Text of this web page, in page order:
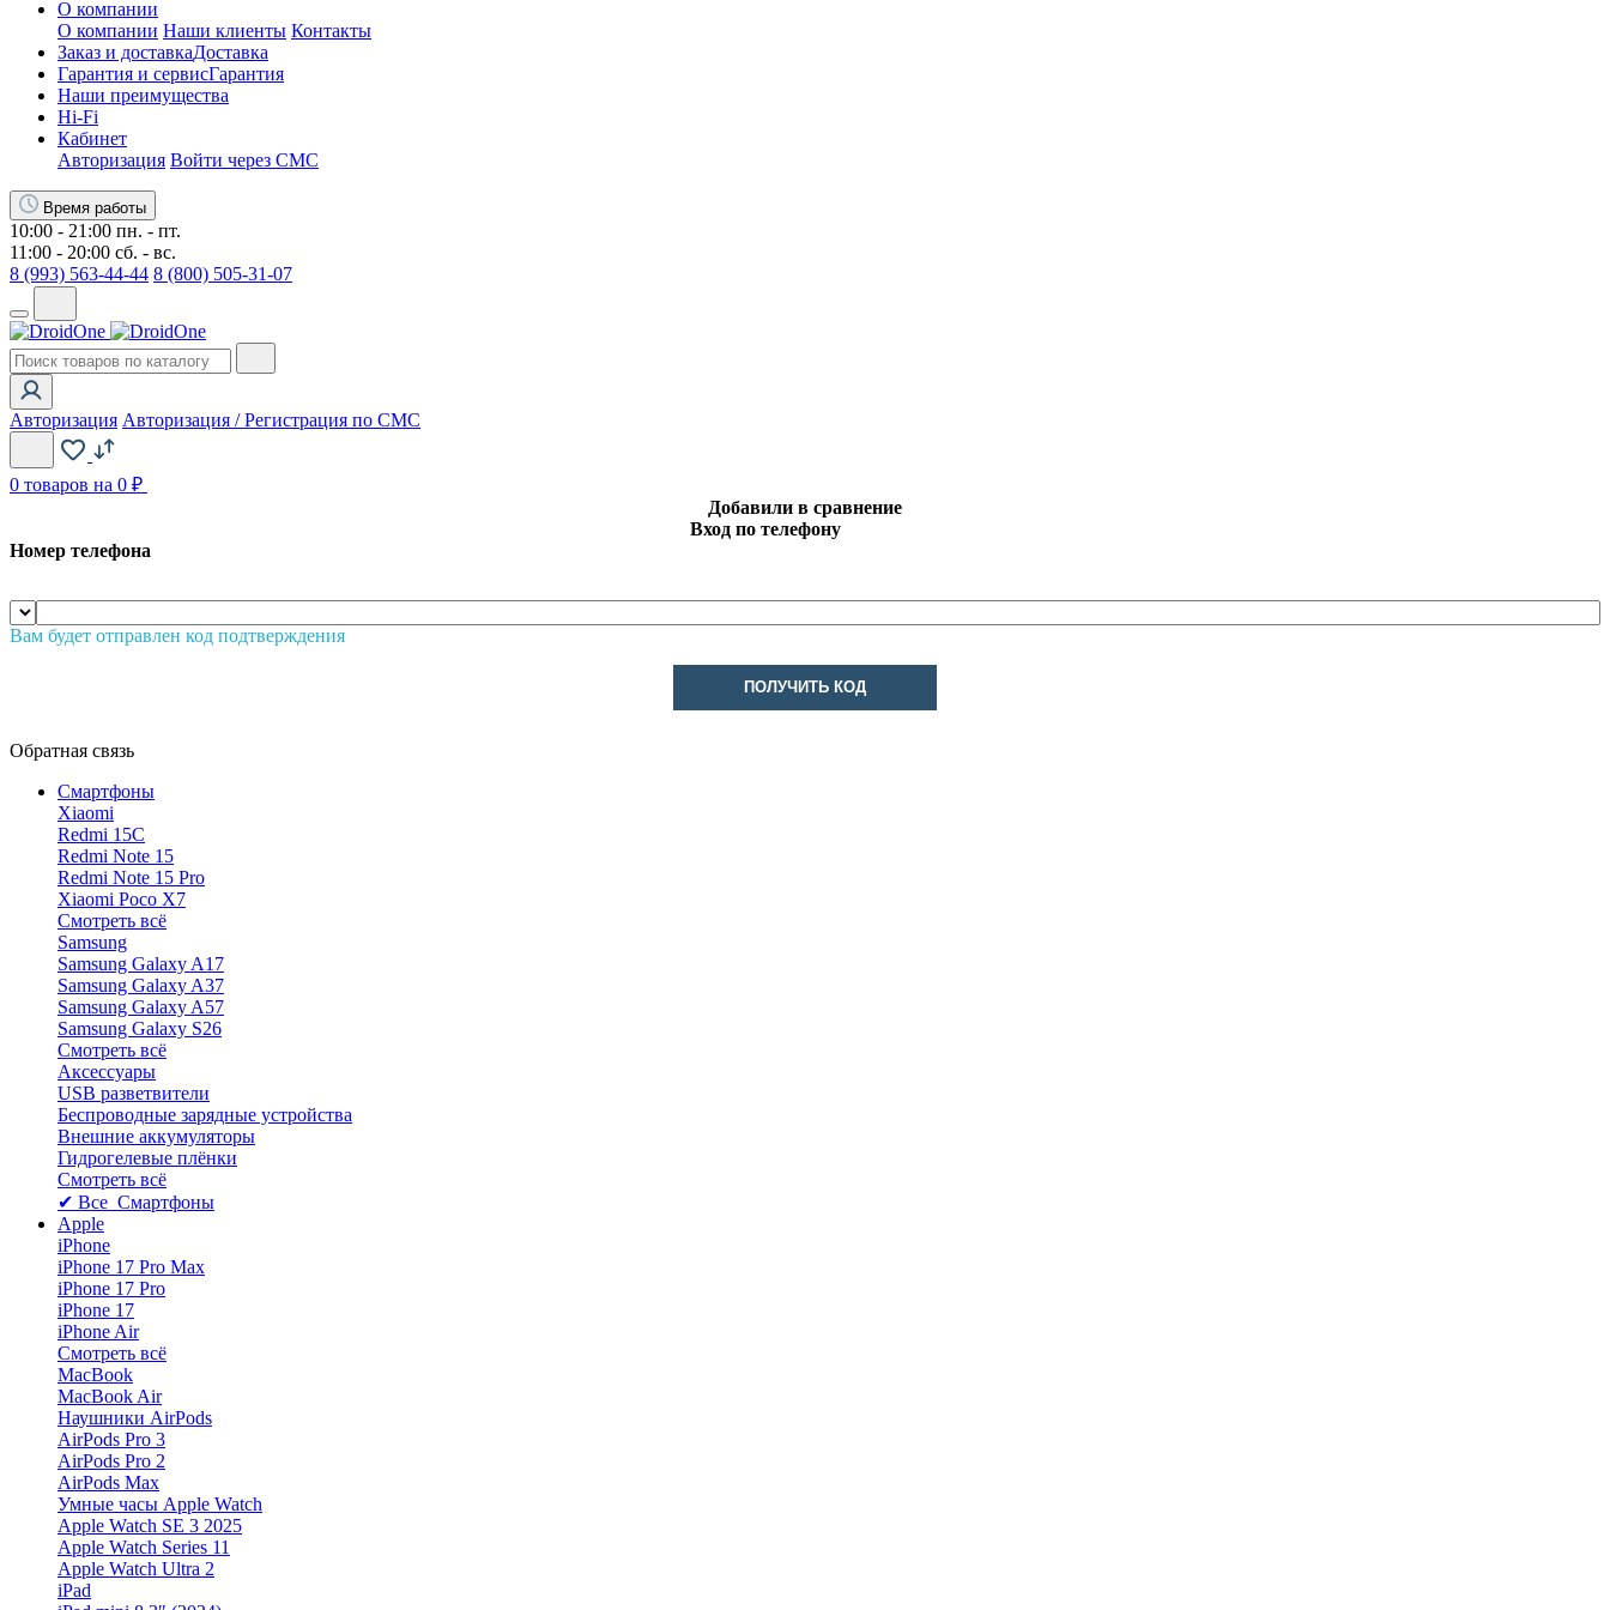
О компании
О компании Наши клиенты Контакты
Заказ и доставкаДоставка
Гарантия и сервисГарантия
Наши преимущества
Hi-Fi
Кабинет
Авторизация Войти через СМС
Время работы
10:00 - 21:00 пн. - пт.
11:00 - 20:00 сб. - вс.
8 (993) 563-44-44 8 (800) 505-31-07
Авторизация Авторизация / Регистрация по СМС
0 товаров на 0 ₽
Добавили в сравнение
Вход по телефону
Номер телефона
Вам будет отправлен код подтверждения
ПОЛУЧИТЬ КОД
Обратная связь
Смартфоны
Xiaomi
Redmi 15C
Redmi Note 15
Redmi Note 15 Pro
Xiaomi Poco X7
Смотреть всё
Samsung
Samsung Galaxy A17
Samsung Galaxy A37
Samsung Galaxy A57
Samsung Galaxy S26
Смотреть всё
Аксессуары
USB разветвители
Беспроводные зарядные устройства
Внешние аккумуляторы
Гидрогелевые плёнки
Смотреть всё
✔ Все Смартфоны
Apple
iPhone
iPhone 17 Pro Max
iPhone 17 Pro
iPhone 17
iPhone Air
Смотреть всё
MacBook
MacBook Air
Наушники AirPods
AirPods Pro 3
AirPods Pro 2
AirPods Max
Умные часы Apple Watch
Apple Watch SE 3 2025
Apple Watch Series 11
Apple Watch Ultra 2
iPad